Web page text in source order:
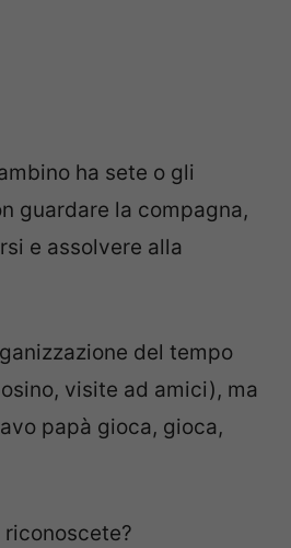
ha sete o gli
guardare la compagna,
e assolvere alla
del tempo
visite ad amici), ma
papà gioca, gioca,
riconoscete?